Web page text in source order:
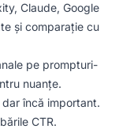
Claude, Google
și comparație cu
pe prompturi-
nuanțe.
dar încă important.
CTR.